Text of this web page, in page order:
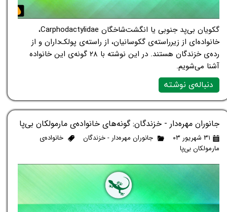
گکویان بی‌پد جنوبی یا انگشت‌شاخگان Carphodactylidae،
خانواده‌ای از زیرراسته‌ی گکوسانیان، از راسته‌ی پولک‌داران و از
رده‌ی خزندگان هستند. در این نوشته با ۲۸ گونه‌ی این خانواده
آشنا می‌شویم.
دنباله‌ی نوشته
جانوران مهره‌دار - خزندگان: گونه‌های خانواده‌ی مارمولکان بی‌پا
۳۱ شهریور ۰۳ جانوران مهره‌دار - خزندگان
خانواده‌ی
مارمولکان بی‌پا